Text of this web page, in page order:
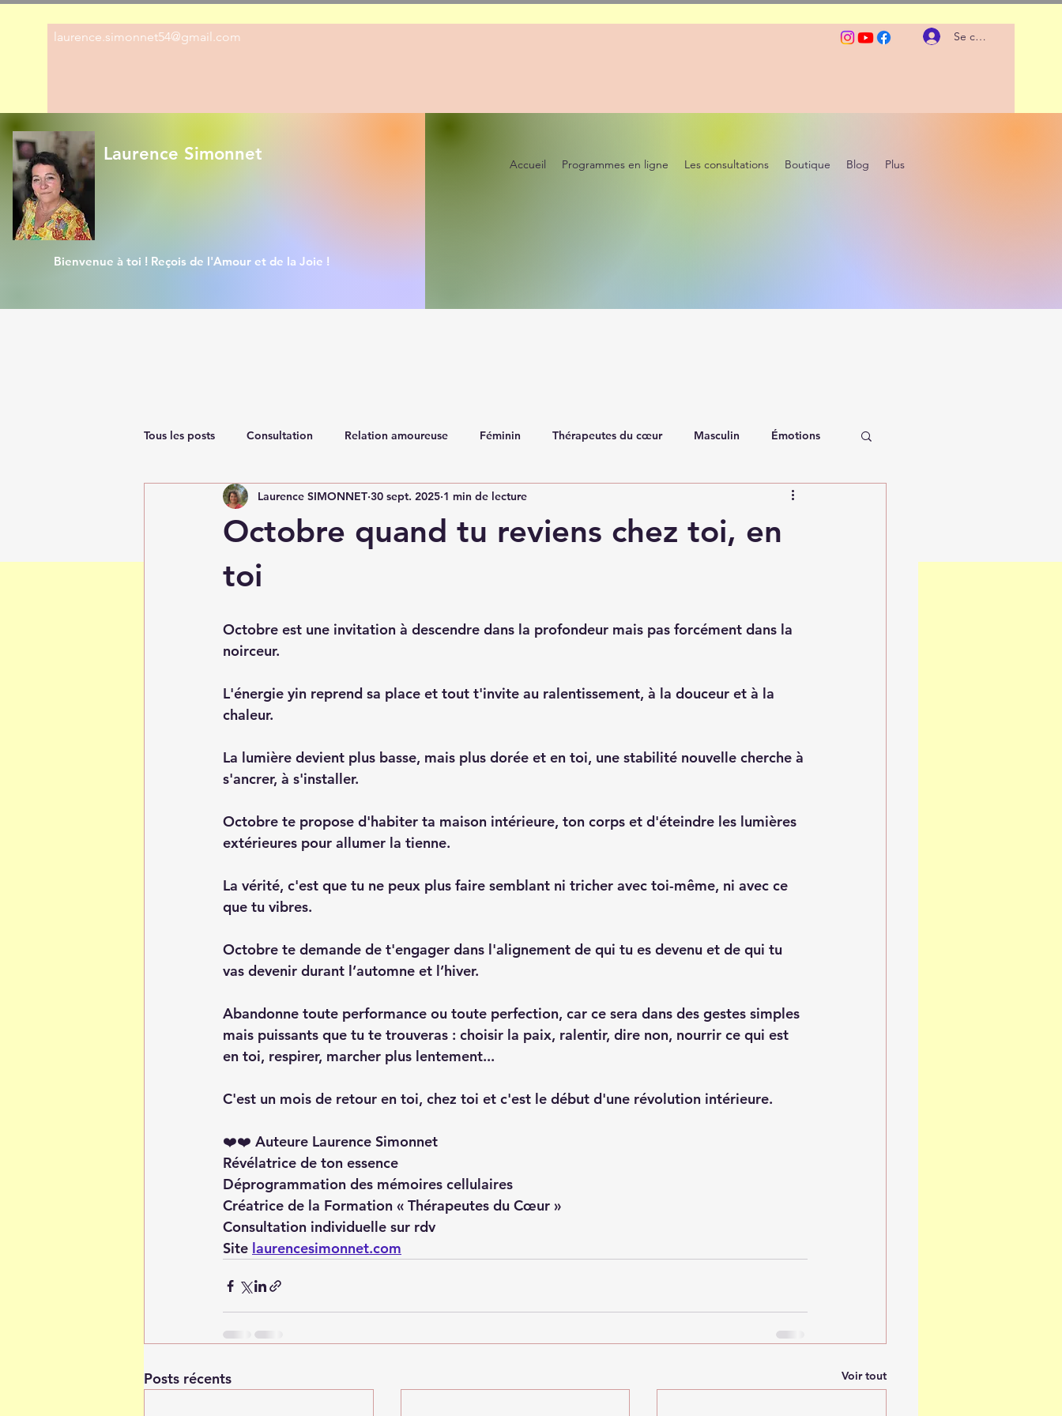
laurence.simonnet54@gmail.com Se connecter
Laurence Simonnet
Bienvenue à toi ! Reçois de l'Amour et de la Joie !
Accueil Programmes en ligne Les consultations Boutique Blog Plus
Tous les posts Consultation Relation amoureuse Féminin Thérapeutes du cœur Masculin Émotions
Renaissance
Octobre quand tu reviens chez toi, en
toi
Laurence SIMONNET 30 sept. 2025 1 min de lecture
Octobre est une invitation à descendre dans la profondeur mais pas forcément dans la
noirceur.
L'énergie yin reprend sa place et tout t'invite au ralentissement, à la douceur et à la
chaleur.
La lumière devient plus basse, mais plus dorée et en toi, une stabilité nouvelle cherche à
s'ancrer, à s'installer.
Octobre te propose d'habiter ta maison intérieure, ton corps et d'éteindre les lumières
extérieures pour allumer la tienne.
La vérité, c'est que tu ne peux plus faire semblant ni tricher avec toi-même, ni avec ce
que tu vibres.
Octobre te demande de t'engager dans l'alignement de qui tu es devenu et de qui tu
vas devenir durant l’automne et l’hiver.
Abandonne toute performance ou toute perfection, car ce sera dans des gestes simples
mais puissants que tu te trouveras : choisir la paix, ralentir, dire non, nourrir ce qui est
en toi, respirer, marcher plus lentement...
C'est un mois de retour en toi, chez toi et c'est le début d'une révolution intérieure.
❤️❤️ Auteure Laurence Simonnet
Révélatrice de ton essence
Déprogrammation des mémoires cellulaires
Créatrice de la Formation « Thérapeutes du Cœur »
Consultation individuelle sur rdv
Site laurencesimonnet.com
Posts récents Voir tout